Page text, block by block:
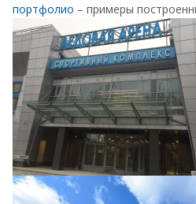
портфолио – примеры